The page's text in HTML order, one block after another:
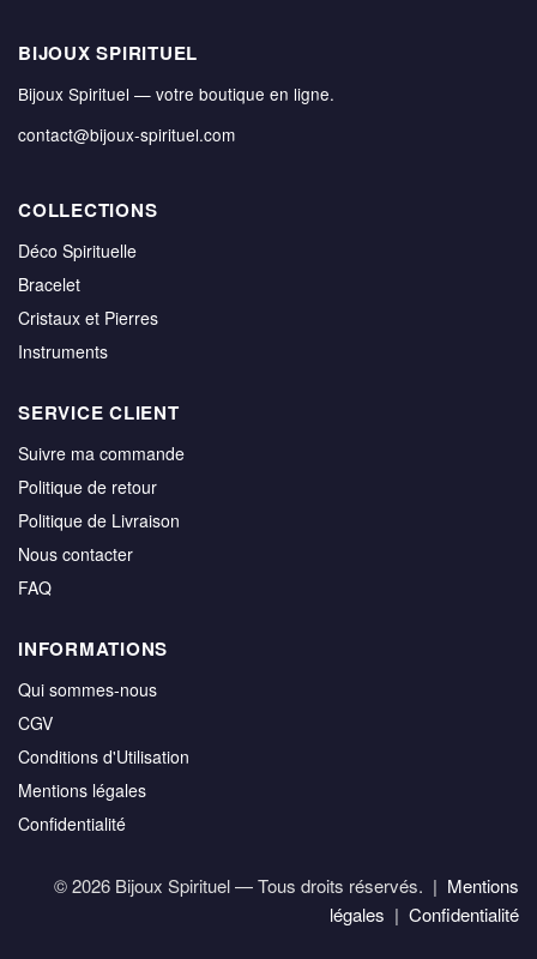
BIJOUX SPIRITUEL
Bijoux Spirituel — votre boutique en ligne.
contact@bijoux-spirituel.com
COLLECTIONS
Déco Spirituelle
Bracelet
Cristaux et Pierres
Instruments
SERVICE CLIENT
Suivre ma commande
Politique de retour
Politique de Livraison
Nous contacter
FAQ
INFORMATIONS
Qui sommes-nous
CGV
Conditions d'Utilisation
Mentions légales
Confidentialité
© 2026 Bijoux Spirituel — Tous droits réservés. | Mentions
légales | Confidentialité